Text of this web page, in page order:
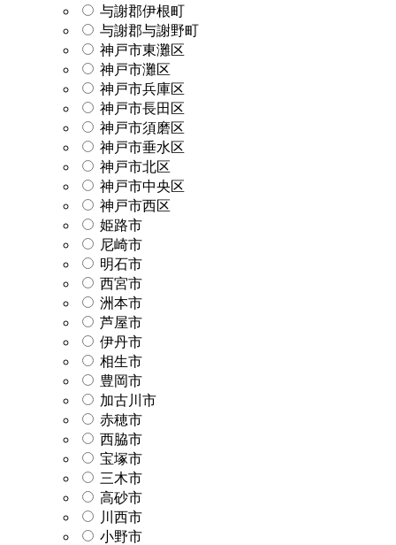
与謝郡伊根町
与謝郡与謝野町
神戸市東灘区
神戸市灘区
神戸市兵庫区
神戸市長田区
神戸市須磨区
神戸市垂水区
神戸市北区
神戸市中央区
神戸市西区
姫路市
尼崎市
明石市
西宮市
洲本市
芦屋市
伊丹市
相生市
豊岡市
加古川市
赤穂市
西脇市
宝塚市
三木市
高砂市
川西市
小野市